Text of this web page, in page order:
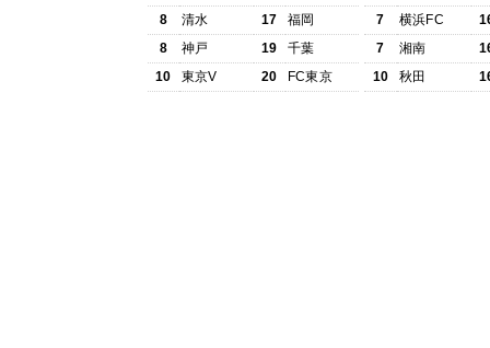
8
清水 17
福岡
8
神戸 19
千葉
10
東京V 20 FC東京
7
横浜FC
7
湘南
10
秋田